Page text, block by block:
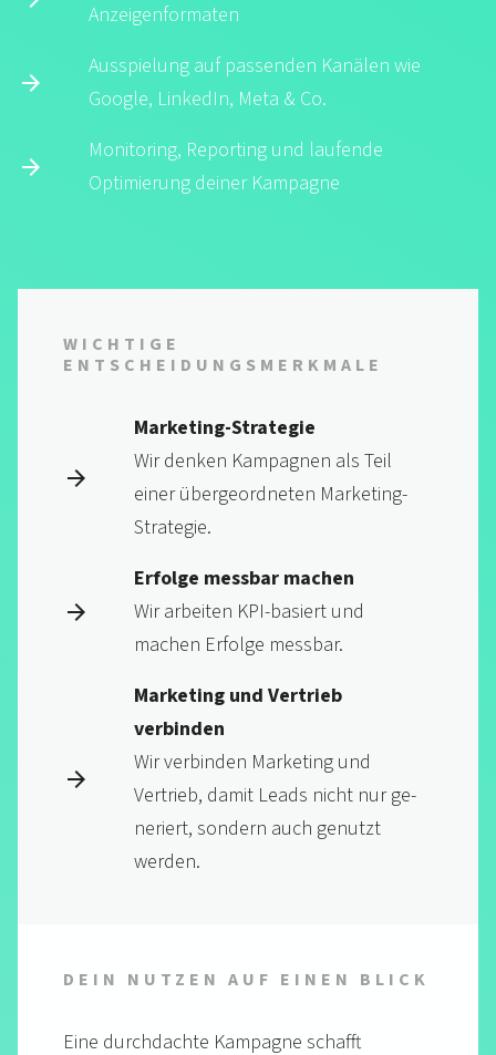
Anzeigenformaten
Ausspielung auf passenden Kanälen wie
Google, LinkedIn, Meta & Co.
Monitoring, Reporting und laufende
Optimierung deiner Kampagne
WICHTIGE
ENTSCHEIDUNGS­MERKMALE
Marketing-Strategie
Wir denken Kam­pagnen als Teil
einer über­ge­or­dneten Marketing-
Strategie.
Erfolge messbar machen
Wir arbeiten KPI-basiert und
machen Erfol­ge messbar.
Marketing und Vertrieb
verbinden
Wir ver­binden Marketing und
Vertrieb, damit Leads nicht nur ge­
neriert, sondern auch genutzt
werden.
DEIN NUTZEN AUF EINEN BLICK
Eine durchdachte Kampagne schafft